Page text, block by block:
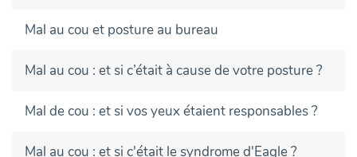
Mal au cou et posture au bureau
Mal au cou : et si c’était à cause de votre posture ?
Mal de cou : et si vos yeux étaient responsables ?
Mal au cou : et si c'était le syndrome d'Eagle ?